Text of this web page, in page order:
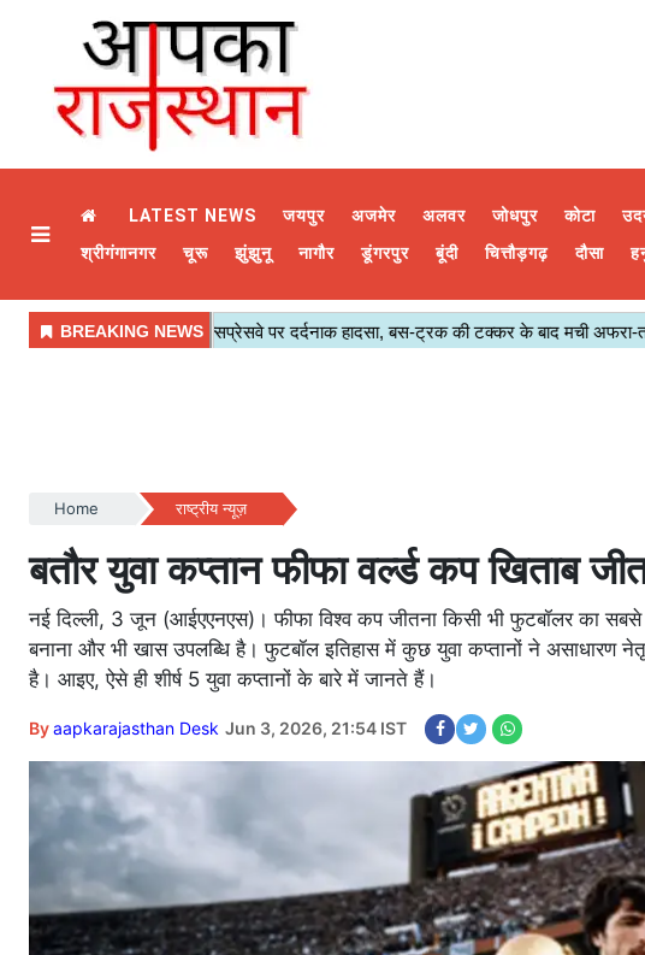
LATEST NEWS जयपुर अजमेर अलवर जोधपुर कोटा
श्रीगंगानगर
चूरू झुंझुनू नागौर डूंगरपुर बूंदी चित्तौड़गढ़ दौसा
Home राष्ट्रीय न्यूज़
बतौर युवा कप्तान फीफा वर्ल्ड कप खिताब
नई दिल्ली, 3 जून (आईएएनएस)। फीफा विश्व कप जीतना किसी भी फुटबॉलर का
बनाना और भी खास उपलब्धि है। फुटबॉल इतिहास में कुछ युवा कप्तानों ने असाधारण
है। आइए, ऐसे ही शीर्ष 5 युवा कप्तानों के बारे में जानते हैं।
Byaapkarajasthan Desk Jun 3, 2026, 21:54 IST